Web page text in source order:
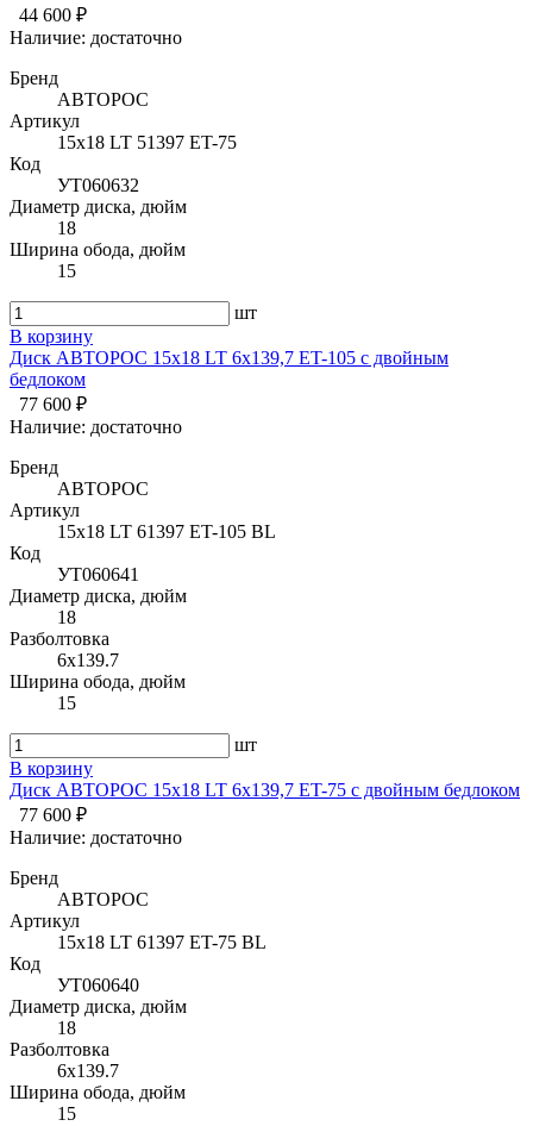
44 600 ₽
Наличие: достаточно
Бренд
АВТОРОС
Артикул
15х18 LT 51397 ET-75
Код
УТ060632
Диаметр диска, дюйм
18
Ширина обода, дюйм
15
шт
В корзину
Диск АВТОРОС 15х18 LT 6х139,7 ET-105 с двойным
бедлоком
77 600 ₽
Наличие: достаточно
Бренд
АВТОРОС
Артикул
15х18 LT 61397 ET-105 BL
Код
УТ060641
Диаметр диска, дюйм
18
Разболтовка
6x139.7
Ширина обода, дюйм
15
шт
В корзину
Диск АВТОРОС 15х18 LT 6х139,7 ET-75 с двойным бедлоком
77 600 ₽
Наличие: достаточно
Бренд
АВТОРОС
Артикул
15х18 LT 61397 ET-75 BL
Код
УТ060640
Диаметр диска, дюйм
18
Разболтовка
6x139.7
Ширина обода, дюйм
15